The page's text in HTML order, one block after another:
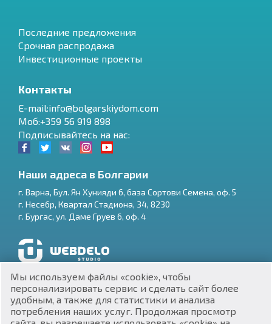
$
₽
₴
Последние предложения
Срочная распродажа
Инвестиционные проекты
Контакты
E-mail:info@bolgarskiydom.com
Моб:+359 56 919 898
Подписывайтесь на нас:
Наши адреса в Болгарии
г. Варна, Бул. Ян Хунияди 6, база Сортови Семена, оф. 5
г. Несебр, Квартал Стадиона, 34, 8230
г. Бургас, ул. Даме Груев 6, оф. 4
Разработка и SEO продвижение сайтов
Мы используем файлы «cookie», чтобы
персонализировать сервис и сделать сайт более
удобным, а также для статистики и анализа
потребления наших услуг. Продолжая просмотр